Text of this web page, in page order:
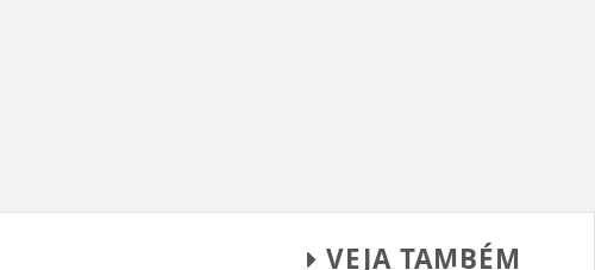
VEJA TAMBÉM